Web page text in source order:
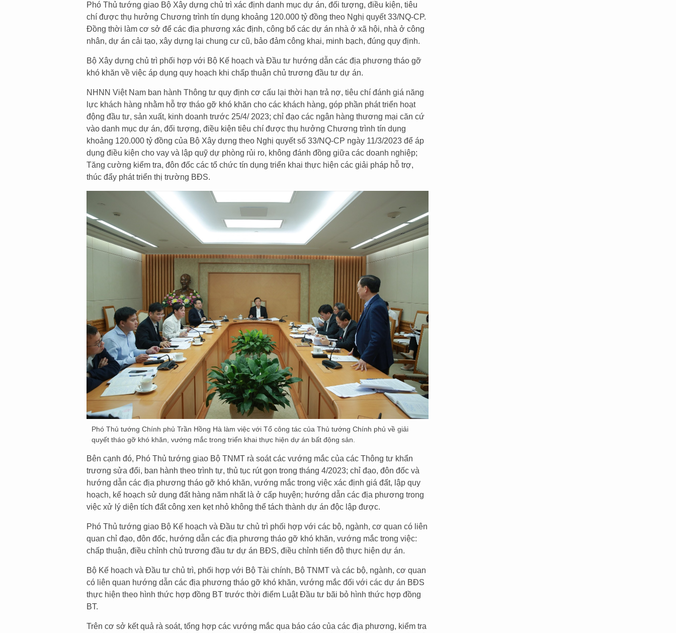
Phó Thủ tướng giao Bộ Xây dựng chủ trì xác định danh mục dự án, đối tượng, điều kiện, tiêu
chí được thụ hưởng Chương trình tín dụng khoảng 120.000 tỷ đồng theo Nghị quyết 33/NQ-CP.
Đồng thời làm cơ sở để các địa phương xác định, công bố các dự án nhà ở xã hội, nhà ở công
nhân, dự án cải tạo, xây dựng lại chung cư cũ, bảo đảm công khai, minh bạch, đúng quy định.
Bộ Xây dựng chủ trì phối hợp với Bộ Kế hoạch và Đầu tư hướng dẫn các địa phương tháo gỡ
khó khăn về việc áp dụng quy hoạch khi chấp thuận chủ trương đầu tư dự án.
NHNN Việt Nam ban hành Thông tư quy định cơ cấu lại thời hạn trả nợ, tiêu chí đánh giá năng
lực khách hàng nhằm hỗ trợ tháo gỡ khó khăn cho các khách hàng, góp phần phát triển hoạt
động đầu tư, sản xuất, kinh doanh trước 25/4/ 2023; chỉ đạo các ngân hàng thương mại căn cứ
vào danh mục dự án, đối tượng, điều kiện tiêu chí được thụ hưởng Chương trình tín dụng
khoảng 120.000 tỷ đồng của Bộ Xây dựng theo Nghị quyết số 33/NQ-CP ngày 11/3/2023 để áp
dụng điều kiện cho vay và lập quỹ dự phòng rủi ro, không đánh đồng giữa các doanh nghiệp;
Tăng cường kiểm tra, đôn đốc các tổ chức tín dụng triển khai thực hiện các giải pháp hỗ trợ,
thúc đẩy phát triển thị trường BĐS.
Phó Thủ tướng Chính phủ Trần Hồng Hà làm việc với Tổ công tác của Thủ tướng Chính phủ về giải
quyết tháo gỡ khó khăn, vướng mắc trong triển khai thực hiện dự án bất động sản.
Bên cạnh đó, Phó Thủ tướng giao Bộ TNMT rà soát các vướng mắc của các Thông tư khẩn
trương sửa đổi, ban hành theo trình tự, thủ tục rút gọn trong tháng 4/2023; chỉ đạo, đôn đốc và
hướng dẫn các địa phương tháo gỡ khó khăn, vướng mắc trong việc xác định giá đất, lập quy
hoạch, kế hoạch sử dụng đất hàng năm nhất là ở cấp huyện; hướng dẫn các địa phương trong
việc xử lý diện tích đất công xen kẹt nhỏ không thể tách thành dự án độc lập được.
Phó Thủ tướng giao Bộ Kế hoạch và Đầu tư chủ trì phối hợp với các bộ, ngành, cơ quan có liên
quan chỉ đạo, đôn đốc, hướng dẫn các địa phương tháo gỡ khó khăn, vướng mắc trong việc:
chấp thuận, điều chỉnh chủ trương đầu tư dự án BĐS, điều chỉnh tiến độ thực hiện dự án.
Bộ Kế hoạch và Đầu tư chủ trì, phối hợp với Bộ Tài chính, Bộ TNMT và các bộ, ngành, cơ quan
có liên quan hướng dẫn các địa phương tháo gỡ khó khăn, vướng mắc đối với các dự án BĐS
thực hiện theo hình thức hợp đồng BT trước thời điểm Luật Đầu tư bãi bỏ hình thức hợp đồng
BT.
Trên cơ sở kết quả rà soát, tổng hợp các vướng mắc qua báo cáo của các địa phương, kiểm tra